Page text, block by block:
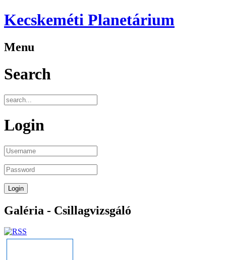
Kecskeméti Planetárium
Menu
Search
Login
Galéria - Csillagvizsgáló